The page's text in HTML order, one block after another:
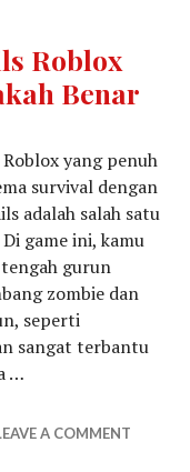
Roblox
Benar
yang penuh
survival dengan
adalah salah satu
game ini, kamu
gurun
zombie dan
seperti
sangat terbantu
…
Rails Roblox
A COMMENT